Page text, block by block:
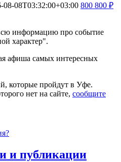
08-08T03:32:00+03:00 800 800 ₽
информацию про событие
характер".
афиша самых интересных
которые пройдут в Уфе.
нет на сайте, сообщите
и публикации